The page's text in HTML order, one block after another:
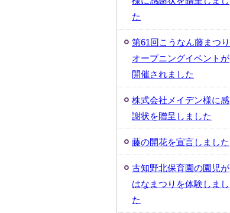
た
第61回こうなん藤まつり
オープニングイベントが
開催されました
株式会社メイデン様に感
謝状を贈呈しました
藤の開花を宣言しました
古知野北保育園の園児が
はなまつりを体験しまし
た